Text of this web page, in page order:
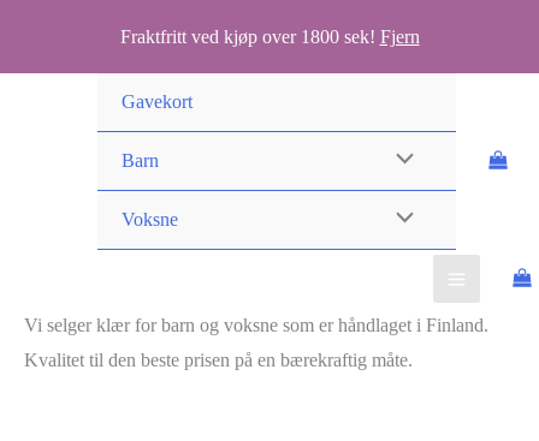
Fraktfritt ved kjøp over 1800 sek! Fjern
Gavekort
Barn
Voksne
Vi selger klær for barn og voksne som er håndlaget i Finland.
Kvalitet til den beste prisen på en bærekraftig måte.